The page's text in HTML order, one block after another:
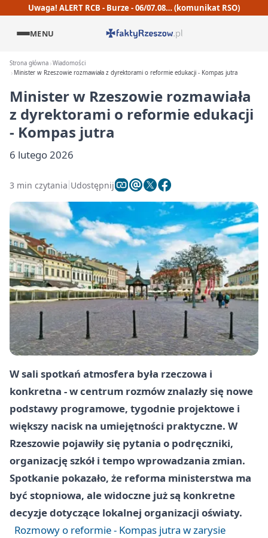
Uwaga! ALERT RCB - Burze - 06/07.08… (komunikat RSO)
MENU
Strona główna Wiadomości
Minister w Rzeszowie rozmawiała z dyrektorami o reformie edukacji - Kompas jutra
Minister w Rzeszowie rozmawiała
z dyrektorami o reformie edukacji
- Kompas jutra
6 lutego 2026
3 min czytania Udostępnij
W sali spotkań atmosfera była rzeczowa i
konkretna - w centrum rozmów znalazły się nowe
podstawy programowe, tygodnie projektowe i
większy nacisk na umiejętności praktyczne. W
Rzeszowie pojawiły się pytania o podręczniki,
organizację szkół i tempo wprowadzania zmian.
Spotkanie pokazało, że reforma ministerstwa ma
być stopniowa, ale widoczne już są konkretne
decyzje dotyczące lokalnej organizacji oświaty.
Rozmowy o reformie - Kompas jutra w zarysie